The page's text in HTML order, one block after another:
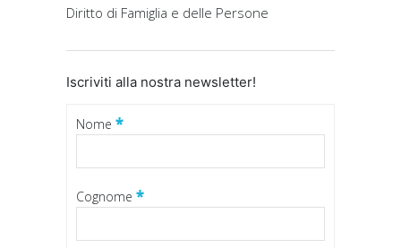
Diritto di Famiglia e delle Persone
Iscriviti alla nostra newsletter!
Nome *
Cognome *